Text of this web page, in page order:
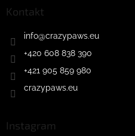
Kontakt
info@crazypaws.eu
+420 608 838 390
+421 905 859 980
crazypaws.eu
Instagram